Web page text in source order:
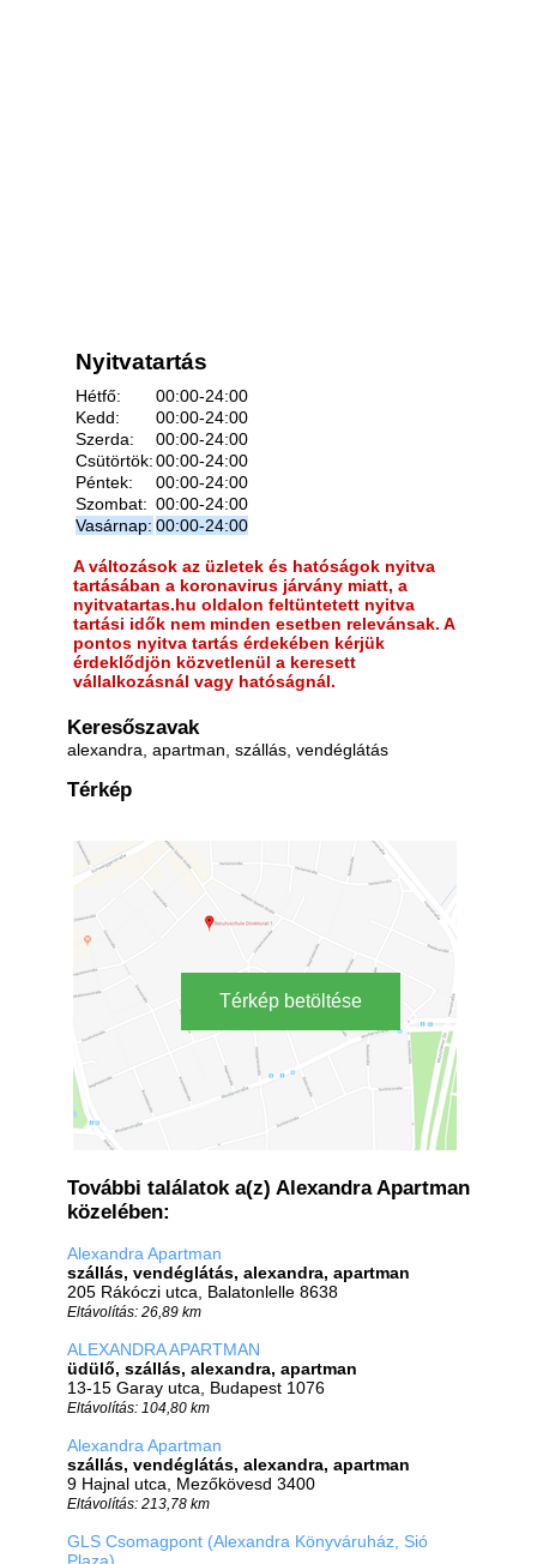
Nyitvatartás
Hétfő:
00:00-24:00
Kedd:
00:00-24:00
Szerda:
00:00-24:00
Csütörtök:00:00-24:00
Péntek:
00:00-24:00
Szombat: 00:00-24:00
Vasárnap: 00:00-24:00
A változások az üzletek és hatóságok nyitva
tartásában a koronavirus járvány miatt, a
nyitvatartas.hu oldalon feltüntetett nyitva
tartási idők nem minden esetben relevánsak. A
pontos nyitva tartás érdekében kérjük
érdeklődjön közvetlenül a keresett
vállalkozásnál vagy hatóságnál.
Keresőszavak
alexandra, apartman, szállás, vendéglátás
Térkép
Térkép betöltése
További találatok a(z) Alexandra Apartman
közelében:
Alexandra Apartman
szállás, vendéglátás, alexandra, apartman
205 Rákóczi utca, Balatonlelle 8638
Eltávolítás: 26,89 km
ALEXANDRA APARTMAN
üdülő, szállás, alexandra, apartman
13-15 Garay utca, Budapest 1076
Eltávolítás: 104,80 km
Alexandra Apartman
szállás, vendéglátás, alexandra, apartman
9 Hajnal utca, Mezőkövesd 3400
Eltávolítás: 213,78 km
GLS Csomagpont (Alexandra Könyváruház, Sió